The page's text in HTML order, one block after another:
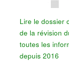
Lire le dossier
de la révision
toutes les
depuis 2016